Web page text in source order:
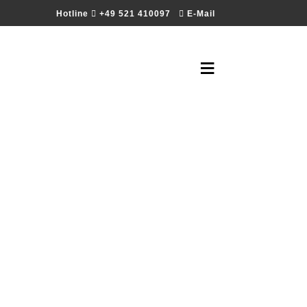
Hotline +49 521 410097 E-Mail
≡